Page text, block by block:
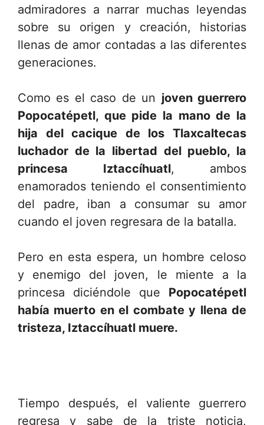
admiradores a narrar muchas leyendas
sobre su origen y creación, historias
llenas de amor contadas a las diferentes
generaciones.
Como es el caso de un joven guerrero
Popocatépetl, que pide la mano de la
hija del cacique de los Tlaxcaltecas
luchador de la libertad del pueblo, la
princesa Iztaccíhuatl, ambos
enamorados teniendo el consentimiento
del padre, iban a consumar su amor
cuando el joven regresara de la batalla.
Pero en esta espera, un hombre celoso
y enemigo del joven, le miente a la
princesa diciéndole que Popocatépetl
había muerto en el combate y llena de
tristeza, Iztaccíhuatl muere.
Tiempo después, el valiente guerrero
regresa y sabe de la triste noticia,